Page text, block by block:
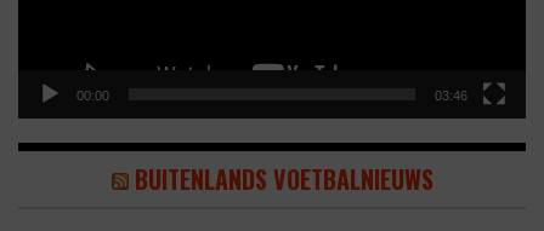
00:00 03:46
BUITENLANDS VOETBALNIEUWS